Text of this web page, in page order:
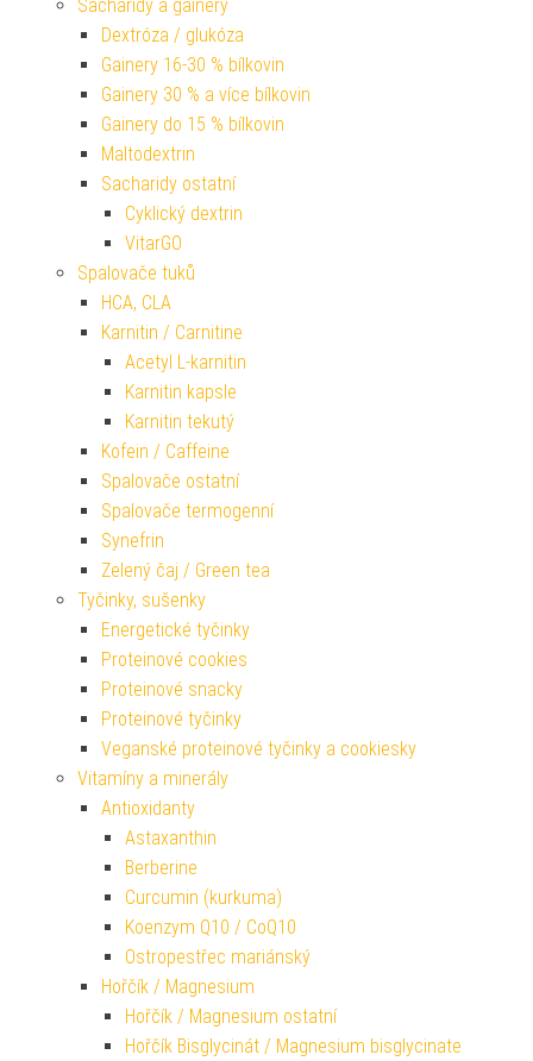
Sacharidy a gainery
Dextróza / glukóza
Gainery 16-30 % bílkovin
Gainery 30 % a více bílkovin
Gainery do 15 % bílkovin
Maltodextrin
Sacharidy ostatní
Cyklický dextrin
VitarGO
Spalovače tuků
HCA, CLA
Karnitin / Carnitine
Acetyl L-karnitin
Karnitin kapsle
Karnitin tekutý
Kofein / Caffeine
Spalovače ostatní
Spalovače termogenní
Synefrin
Zelený čaj / Green tea
Tyčinky, sušenky
Energetické tyčinky
Proteinové cookies
Proteinové snacky
Proteinové tyčinky
Veganské proteinové tyčinky a cookiesky
Vitamíny a minerály
Antioxidanty
Astaxanthin
Berberine
Curcumin (kurkuma)
Koenzym Q10 / CoQ10
Ostropestřec mariánský
Hořčík / Magnesium
Hořčík / Magnesium ostatní
Hořčík Bisglycinát / Magnesium bisglycinate